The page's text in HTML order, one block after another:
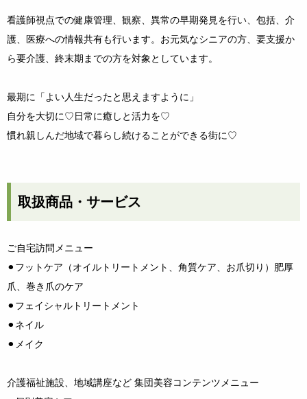
看護師視点での健康管理、観察、異常の早期発見を行い、包括、介
護、医療への情報共有も行います。お元気なシニアの方、要支援か
ら要介護、終末期までの方を対象としています。
最期に「よい人生だったと思えますように」
自分を大切に♡日常に癒しと活力を♡
慣れ親しんだ地域で暮らし続けることができる街に♡
取扱商品・サービス
ご自宅訪問メニュー
⚫︎フットケア（オイルトリートメント、角質ケア、お爪切り）肥厚
爪、巻き爪のケア
⚫︎フェイシャルトリートメント
⚫︎ネイル
⚫︎メイク
介護福祉施設、地域講座など 集団美容コンテンツメニュー